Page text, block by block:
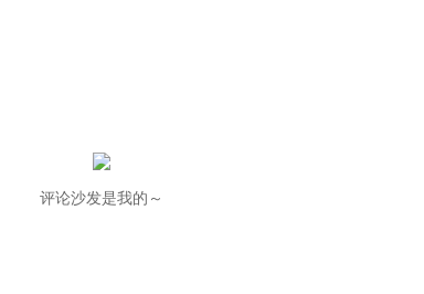
评论沙发是我的～